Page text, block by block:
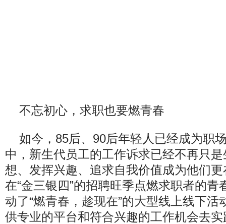
不忘初心，求职也要燃青春
如今，85后、90后年轻人已经成为职
中，新生代员工的工作诉求已经不再只
想、发挥兴趣、追求自我价值成为他们
在“金三银四”的招聘旺季点燃求职者的青
动了“燃青春，趁现在”的大型线上线下活
供专业的平台和符合兴趣的工作机会去